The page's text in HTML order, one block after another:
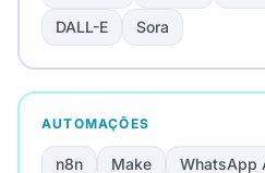
DALL-E
Sora
AUTOMAÇÕES
n8n Make WhatsApp